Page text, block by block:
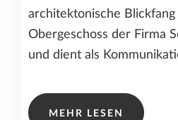
architektonische Blickfang
Obergeschoss der Firma
und dient als
MEHR LESEN